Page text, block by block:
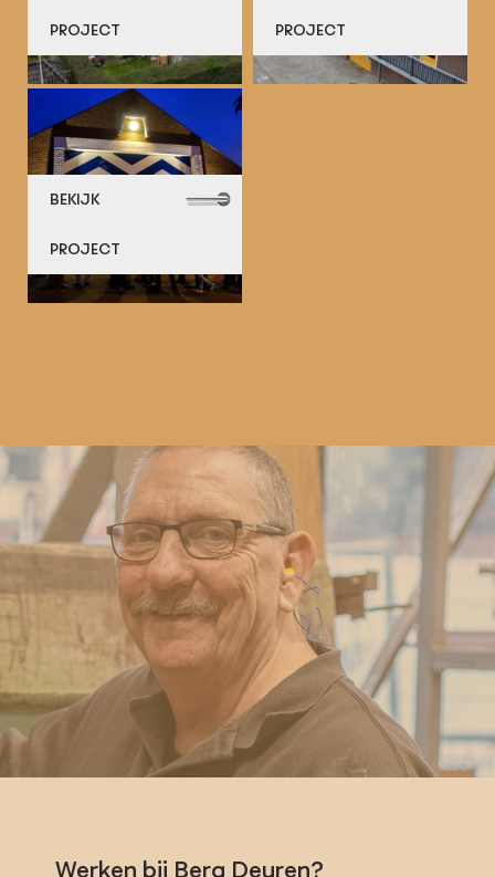
PROJECT PROJECT
BEKIJK
PROJECT
Werken bij Berg Deuren?